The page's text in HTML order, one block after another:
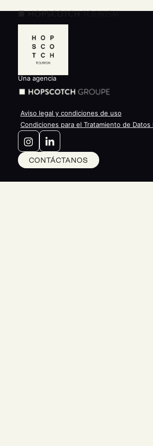
Una agencia
Aviso legal y condiciones de uso
Condiciones para el Tratamiento de Datos
CONTÁCTANOS